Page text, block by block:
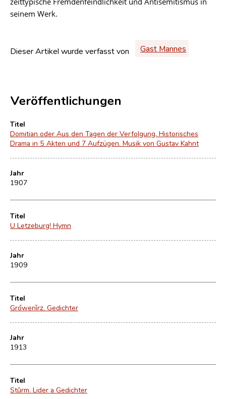
seinem Werk.
Dieser Artikel wurde verfasst von Gast Mannes
Veröffentlichungen
Titel
Domitian oder Aus den Tagen der Verfolgung. Historisches
Drama in 5 Akten und 7 Aufzügen. Musik von Gustav Kahnt
Jahr
1907
Titel
U Letzeburg! Hymn
Jahr
1909
Titel
Grǒwenǐrz. Gedichter
Jahr
1913
Titel
Stûrm. Lider a Gedichter